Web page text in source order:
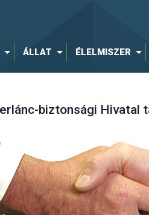
ÁLLAT ÉLELMISZER
biztonsági Hivatal